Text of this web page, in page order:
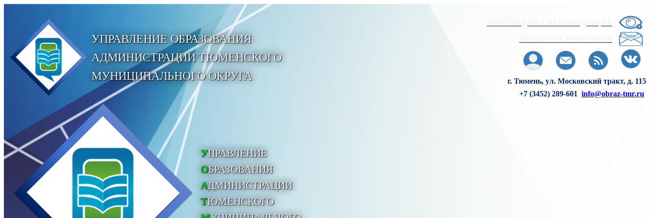
УПРАВЛЕНИЕ ОБРАЗОВАНИЯ
АДМИНИСТРАЦИИ ТЮМЕНСКОГО
МУНИЦИПАЛЬНОГО ОКРУГА
г. Тюмень, ул. Московский тракт, д. 115
+7 (3452) 289-601 info@obraz-tmr.ru
УПРАВЛЕНИЕ
ОБРАЗОВАНИЯ
АДМИНИСТРАЦИИ
ТЮМЕНСКОГО